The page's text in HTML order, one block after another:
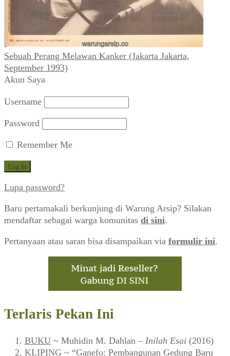
Sebuah Perang Melawan Kanker (Jakarta Jakarta,
September 1993)
Akun Saya
Username
Password
Remember Me
Lupa password?
Baru pertamakali berkunjung di Warung Arsip? Silakan
mendaftar sebagai warga komunitas di sini.
Pertanyaan atau saran bisa disampaikan via formulir ini.
Terlaris Pekan Ini
BUKU ~ Muhidin M. Dahlan – Inilah Esai (2016)
KLIPING ~ “Ganefo: Pembangunan Gedung Baru